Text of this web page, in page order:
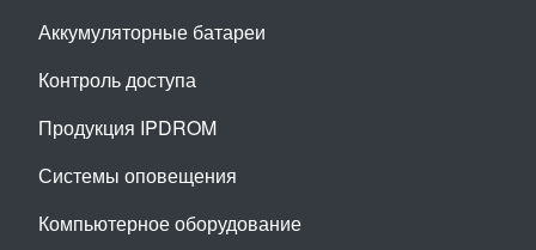
Аккумуляторные батареи
Контроль доступа
Продукция IPDROM
Системы оповещения
Компьютерное оборудование